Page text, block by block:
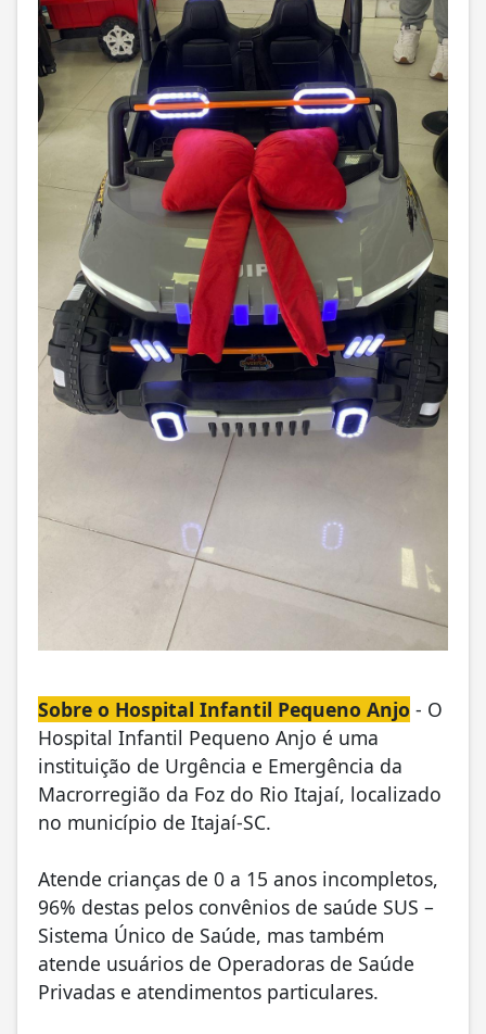
Sobre o Hospital Infantil Pequeno Anjo - O
Hospital Infantil Pequeno Anjo é uma
instituição de Urgência e Emergência da
Macrorregião da Foz do Rio Itajaí, localizado
no município de Itajaí-SC.
Atende crianças de 0 a 15 anos incompletos,
96% destas pelos convênios de saúde SUS –
Sistema Único de Saúde, mas também
atende usuários de Operadoras de Saúde
Privadas e atendimentos particulares.